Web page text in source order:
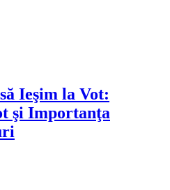
Ieşim la Vot:
şi Importanţa